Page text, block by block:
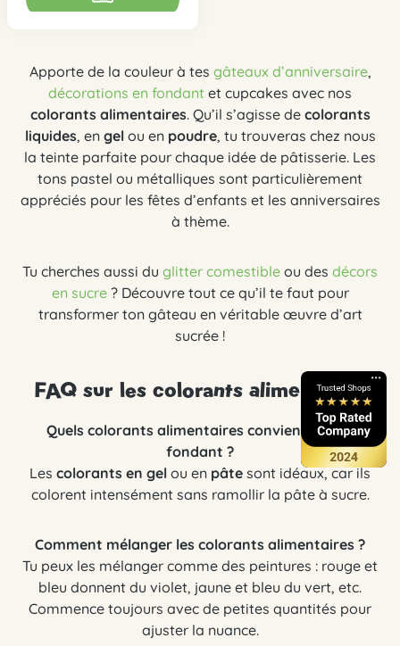
Apporte de la couleur à tes gâteaux d’anniversaire,
décorations en fondant et cupcakes avec nos
colorants alimentaires. Qu’il s’agisse de colorants
liquides, en gelou en poudre, tu trouveras chez nous
la teinte parfaite pour chaque idée de pâtisserie. Les
tons pastel ou métalliques sont particulièrement
appréciés pour les fêtes d’enfants et les anniversaires
à thème.
Tu cherches aussi du glitter comestible ou des décors
en sucre? Découvre tout ce qu’il te faut pour
transformer ton gâteau en véritable œuvre d’art
sucrée !
FAQ sur les colorants alimentaires
Quels colorants alimentaires conviennent au
fondant ?
Les colorants en gel ou en pâte sont idéaux, car ils
colorent intensément sans ramollir la pâte à sucre.
Comment mélanger les colorants alimentaires ?
Tu peux les mélanger comme des peintures : rouge et
bleu donnent du violet, jaune et bleu du vert, etc.
Commence toujours avec de petites quantités pour
ajuster la nuance.